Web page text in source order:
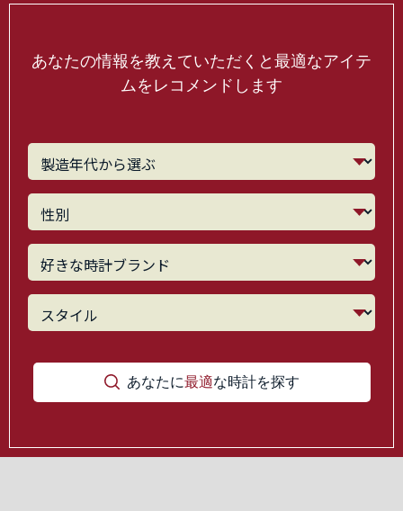
あなたの情報を教えていただくと最適なアイテ
ムをレコメンドします
あなたに最適な時計を探す